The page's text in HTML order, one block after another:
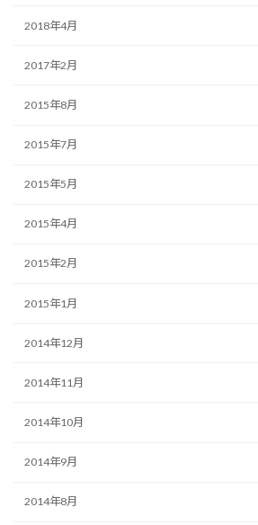
2018年4月
2017年2月
2015年8月
2015年7月
2015年5月
2015年4月
2015年2月
2015年1月
2014年12月
2014年11月
2014年10月
2014年9月
2014年8月